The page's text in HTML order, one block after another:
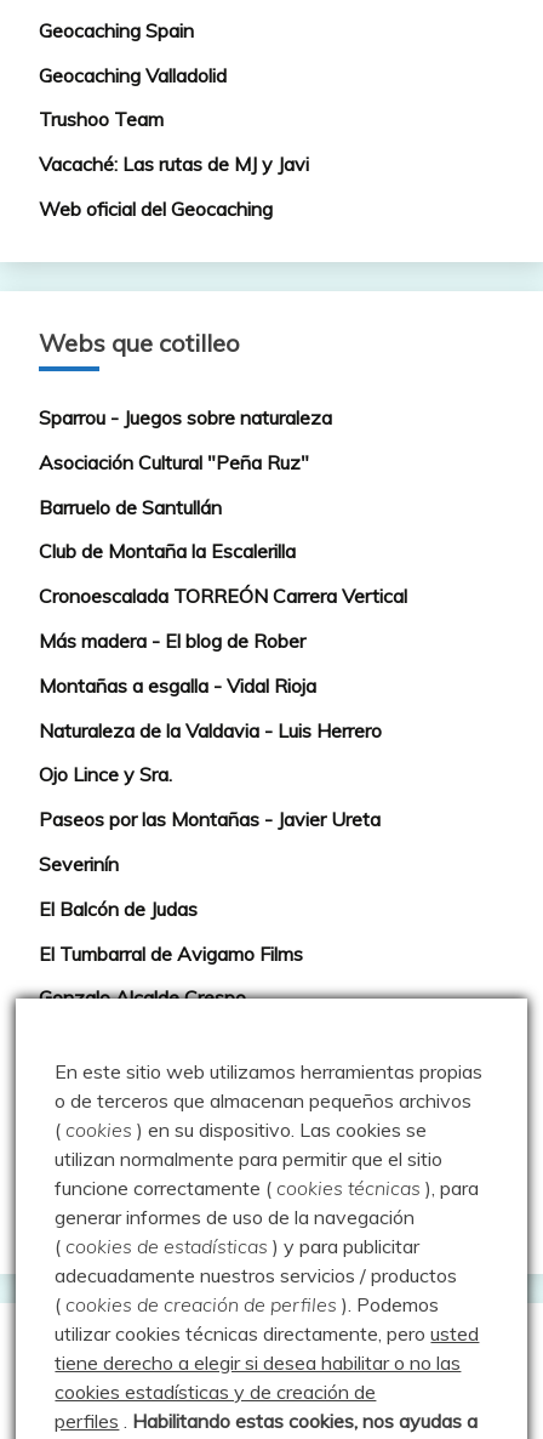
Geocaching Spain
Geocaching Valladolid
Trushoo Team
Vacaché: Las rutas de MJ y Javi
Web oficial del Geocaching
Webs que cotilleo
Sparrou - Juegos sobre naturaleza
Asociación Cultural "Peña Ruz"
Barruelo de Santullán
Club de Montaña la Escalerilla
Cronoescalada TORREÓN Carrera Vertical
Más madera - El blog de Rober
Montañas a esgalla - Vidal Rioja
Naturaleza de la Valdavia - Luis Herrero
Ojo Lince y Sra.
Paseos por las Montañas - Javier Ureta
Severinín
El Balcón de Judas
El Tumbarral de Avigamo Films
Gonzalo Alcalde Crespo
Rutas y excursiones con niños
Valdeolea. Río Camesa, la vía azul
Aprendiz de sueños
Guías de Montaña
Manu - Entre Valles y Cumbre
En este sitio web utilizamos herramientas propias
o de terceros que almacenan pequeños archivos
(cookies ) en su dispositivo. Las cookies se
utilizan normalmente para permitir que el sitio
funcione correctamente (cookies técnicas ), para
generar informes de uso de la navegación
(cookies de estadísticas ) y para publicitar
adecuadamente nuestros servicios / productos
(cookies de creación de perfiles ). Podemos
utilizar cookies técnicas directamente, perousted
tiene derecho a elegir si desea habilitar o no las
cookies estadísticas y de creación de
perfiles . Habilitando estas cookies, nos ayudas a